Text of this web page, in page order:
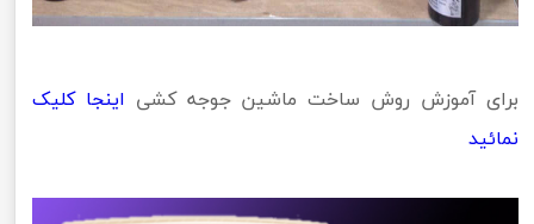
برای آموزش روش ساخت ماشین جوجه کشی اینجا کلیک
نمائید